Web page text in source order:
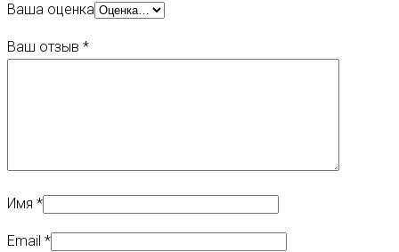
Ваша оценка
Ваш отзыв *
Имя *
Email *